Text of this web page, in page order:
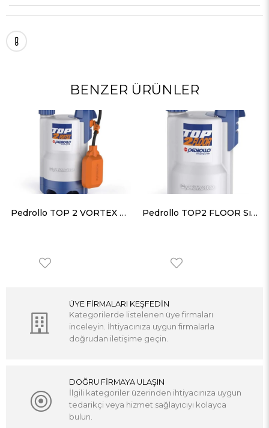
BENZER ÜRÜNLER
Pedrollo TOP 2 VORTEX Flatörlü Plastik Gövdeli Drenaj Dalgıç Pompa 7 mss 10.8 m³/h Pedrollo TOP2 FLOOR Sıfırdan Emişli Plastik Gövdeli Drenaj Dalgıç Pompa 9 mss 9.6 m³/h
ÜYE FİRMALARI KEŞFEDİN
Kategorilerde listelenen üye firmaları
inceleyin. İhtiyacınıza uygun firmalarla
doğrudan iletişime geçin.
DOĞRU FİRMAYA ULAŞIN
İlgili kategoriler üzerinden ihtiyacınıza uygun
tedarikçi veya hizmet sağlayıcıyı kolayca
bulun.